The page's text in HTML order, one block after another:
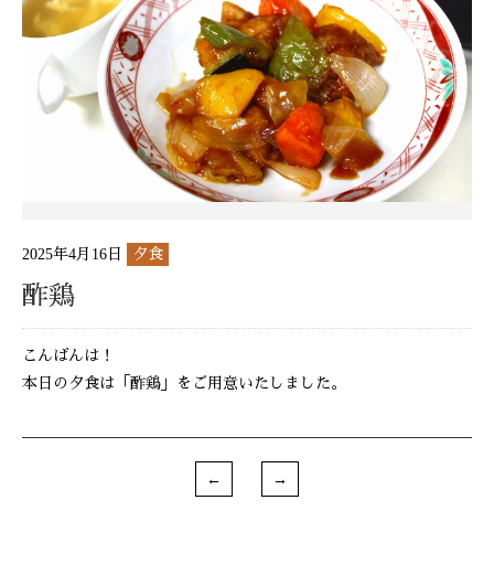
2025年4月16日 夕食
酢鶏
こんばんは！
本日の夕食は「酢鶏」をご用意いたしました。